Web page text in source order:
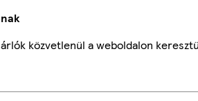
közvetlenül a weboldalon